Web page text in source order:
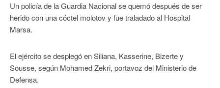
Un policía de la Guardia Nacional se quemó después de ser
herido con una cóctel molotov y fue traladado al Hospital
Marsa.
El ejército se desplegó en Siliana, Kasserine, Bizerte y
Sousse, según Mohamed Zekri, portavoz del Ministerio de
Defensa.